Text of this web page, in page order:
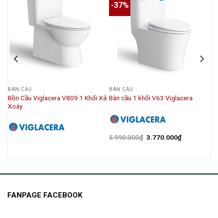
BÀN CẦU
Bồn Cầu Viglacera V809 1 Khối Xả
Xoáy
-37%
BÀN CẦU
Bàn cầu 1 khối V63 Viglacera
5.990.000₫ 3.770.000₫
FANPAGE FACEBOOK